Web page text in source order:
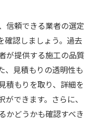
信頼できる業者の選定
確認しましょう。過去
が提供する施工の品質
、見積もりの透明性も
積もりを取り、詳細を
できます。さらに、
かどうかも確認すべき